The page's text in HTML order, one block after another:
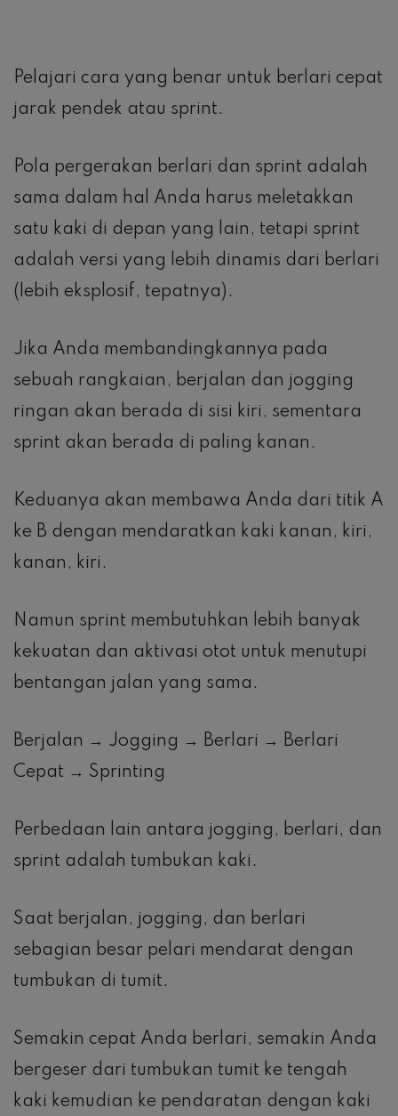
Pelajari cara yang benar untuk berlari cepat
jarak pendek atau sprint.
Pola pergerakan berlari dan sprint adalah
sama dalam hal Anda harus meletakkan
satu kaki di depan yang lain, tetapi sprint
adalah versi yang lebih dinamis dari berlari
(lebih eksplosif, tepatnya).
Jika Anda membandingkannya pada
sebuah rangkaian, berjalan dan jogging
ringan akan berada di sisi kiri, sementara
sprint akan berada di paling kanan.
Keduanya akan membawa Anda dari titik A
ke B dengan mendaratkan kaki kanan, kiri,
kanan, kiri.
Namun sprint membutuhkan lebih banyak
kekuatan dan aktivasi otot untuk menutupi
bentangan jalan yang sama.
Berjalan → Jogging → Berlari → Berlari
Cepat → Sprinting
Perbedaan lain antara jogging, berlari, dan
sprint adalah tumbukan kaki.
Saat berjalan, jogging, dan berlari
sebagian besar pelari mendarat dengan
tumbukan di tumit.
Semakin cepat Anda berlari, semakin Anda
bergeser dari tumbukan tumit ke tengah
kaki kemudian ke pendaratan dengan kaki